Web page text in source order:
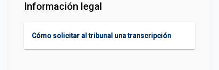
Información legal
Cómo solicitar al tribunal una transcripción